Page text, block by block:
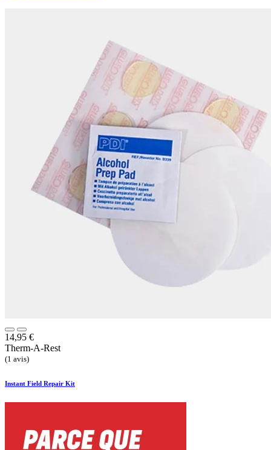
14,95 €
Therm-A-Rest
(1 avis)
Instant Field Repair Kit